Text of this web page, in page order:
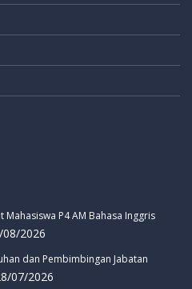
Mahasiswa P4 AM Bahasa Inggris
2026
dan Pembimbingan Jabatan
07/2026